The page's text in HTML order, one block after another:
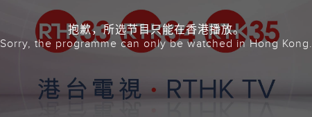
抱歉，所选节目只能在香港播放。
Sorry, the programme can only be watched in Hong Kong.